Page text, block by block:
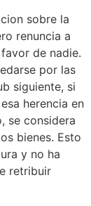
sobre la
renuncia a
de nadie.
por las
siguiente, si
herencia en
se considera
bienes. Esto
y no ha
retribuir